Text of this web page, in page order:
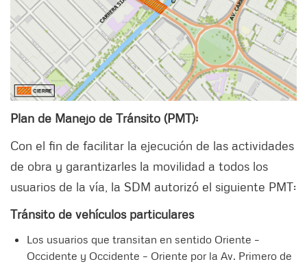
Plan de Manejo de Tránsito (PMT):
Con el fin de facilitar la ejecución de las actividades
de obra y garantizarles la movilidad a todos los
usuarios de la vía, la SDM autorizó el siguiente PMT:
Tránsito de vehículos particulares
Los usuarios que transitan en sentido Oriente –
Occidente y Occidente – Oriente por la Av. Primero de